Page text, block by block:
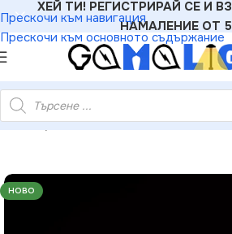
Прескочи към навигация
Прескочи към основното съдържание
ХЕЙ ТИ! РЕГИСТРИРАЙ СЕ И
НАМАЛЕНИЕ ОТ
и студено бяла гирлянда стеди
НОВО